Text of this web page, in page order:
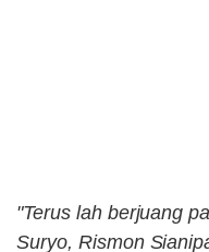
"Terus lah berjuang
Suryo, Rismon